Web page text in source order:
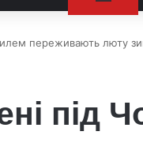
переживають люту
під